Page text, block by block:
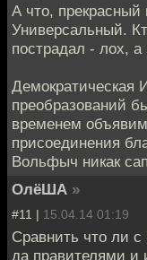
А что, прекрасный
Универсальный.
пострадал - лох,
Демократическая
преобразований
временем
присоединения
Вольфыч никак
ОлёША »
#11 | 15.04.14 01:19
Сравнить что ли
да правителями и